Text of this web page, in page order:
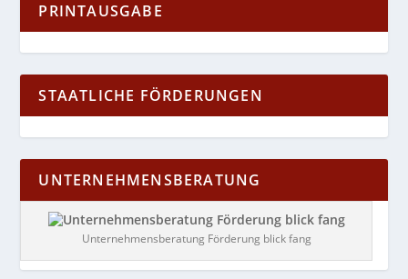
PRINTAUSGABE
STAATLICHE FÖRDERUNGEN
UNTERNEHMENSBERATUNG
Unternehmensberatung Förderung blick fang